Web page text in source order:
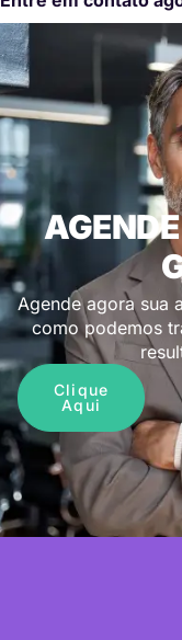
Agende agora sua
como podemos
Clique
Aqui